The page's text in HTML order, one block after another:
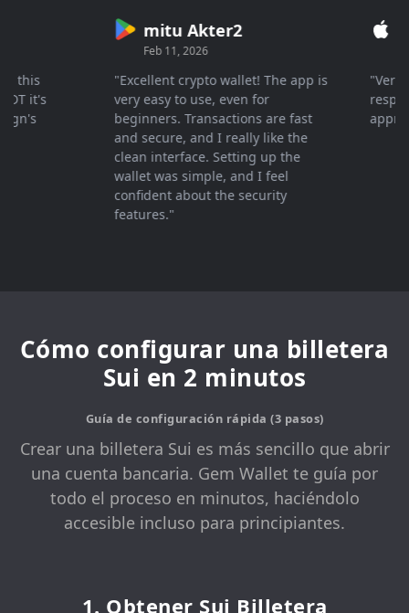
it's
mitu Akter2
Feb 11, 2026
"Excellent crypto wallet! The app is
very easy to use, even for
beginners. Transactions are fast
and secure, and I really like the
clean interface. Setting up the
wallet was simple, and I feel
confident about the security
features."
"Very
Cómo configurar una billetera
Sui en 2 minutos
Guía de configuración rápida (3 pasos)
Crear una billetera Sui es más sencillo que abrir
una cuenta bancaria. Gem Wallet te guía por
todo el proceso en minutos, haciéndolo
accesible incluso para principiantes.
1. Obtener Sui Billetera